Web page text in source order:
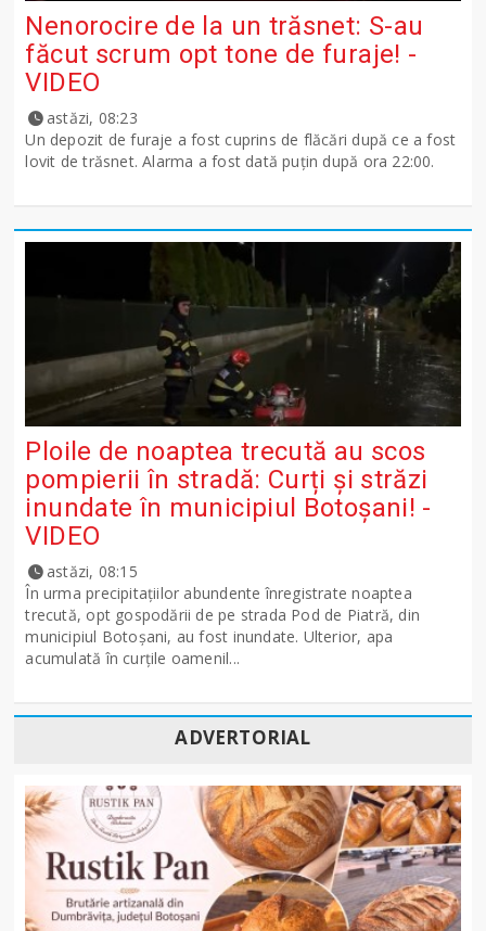
Nenorocire de la un trăsnet: S-au
făcut scrum opt tone de furaje! -
VIDEO
astăzi, 08:23
Un depozit de furaje a fost cuprins de flăcări după ce a fost
lovit de trăsnet. Alarma a fost dată puțin după ora 22:00.
Ploile de noaptea trecută au scos
pompierii în stradă: Curți și străzi
inundate în municipiul Botoșani! -
VIDEO
astăzi, 08:15
În urma precipitațiilor abundente înregistrate noaptea
trecută, opt gospodării de pe strada Pod de Piatră, din
municipiul Botoșani, au fost inundate. Ulterior, apa
acumulată în curțile oamenil...
ADVERTORIAL